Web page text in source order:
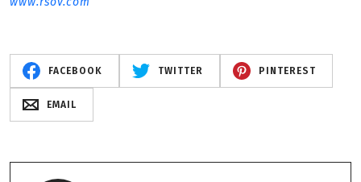
FACEBOOK TWITTER PINTEREST
EMAIL